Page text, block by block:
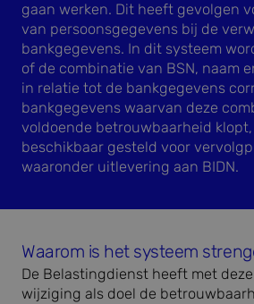
gaan werken. Dit heeft gevolgen
van persoonsgegevens bij de
bankgegevens. In dit systeem
of de combinatie van BSN, naam
in relatie tot de bankgegevens
bankgegevens waarvan deze
voldoende betrouwbaarheid
beschikbaar gesteld voor
waaronder uitlevering aan BIDN.
Waarom is het systeem
De Belastingdienst heeft met deze
wijziging als doel de